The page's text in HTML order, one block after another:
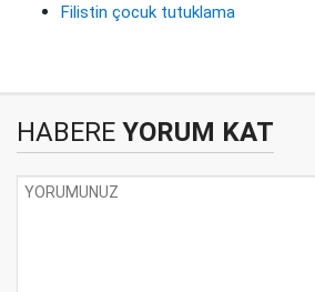
Filistin çocuk tutuklama
HABERE YORUM KAT